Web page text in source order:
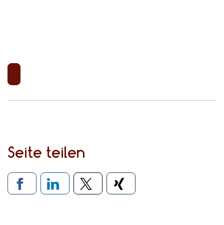
Seite teilen
Verlinkung zu sozialen Medien